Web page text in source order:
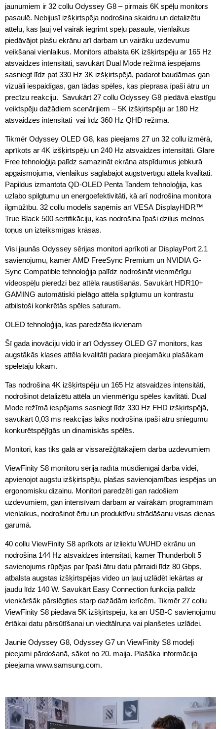
jaunumiem ir 32 collu Odyssey G8 – pirmais 6K spēļu monitors
pasaulē. Nebijusī izšķirtspēja nodrošina skaidru un detalizētu
attēlu, kas ļauj vēl vairāk iegrimt spēļu pasaulē, vienlaikus
piedāvājot plašu ekrānu arī darbam un vairāku uzdevumu
veikšanai vienlaikus. Monitors atbalsta 6K izšķirtspēju ar 165 Hz
atsvaidzes intensitāti, savukārt Dual Mode režīmā iespējams
sasniegt līdz pat 330 Hz 3K izšķirtspējā, padarot baudāmas gan
vizuāli iespaidīgas, gan tādas spēles, kas pieprasa īpaši ātru un
precīzu reakciju. Savukārt 27 collu Odyssey G8 piedāvā elastīgu
veiktspēju dažādiem scenārijiem – 5K izšķirtspēju ar 180 Hz
atsvaidzes intensitāti vai līdz 360 Hz QHD režīmā.
Tikmēr Odyssey OLED G8, kas pieejams 27 un 32 collu izmērā,
aprīkots ar 4K izšķirtspēju un 240 Hz atsvaidzes intensitāti. Glare
Free tehnoloģija palīdz samazināt ekrāna atspīdumus jebkurā
apgaismojumā, vienlaikus saglabājot augstvērtīgu attēla kvalitāti.
Papildus izmantota QD-OLED Penta Tandem tehnoloģija, kas
uzlabo spilgtumu un energoefektivitāti, kā arī nodrošina monitora
ilgmūžību. 32 collu modelis saņēmis arī VESA DisplayHDR™
True Black 500 sertifikāciju, kas nodrošina īpaši dziļus melnos
toņus un izteiksmīgas krāsas.
Visi jaunās Odyssey sērijas monitori aprīkoti ar DisplayPort 2.1
savienojumu, kamēr AMD FreeSync Premium un NVIDIA G-
Sync Compatible tehnoloģija palīdz nodrošināt vienmērīgu
videospēļu pieredzi bez attēla raustīšanās. Savukārt HDR10+
GAMING automātiski pielāgo attēla spilgtumu un kontrastu
atbilstoši konkrētās spēles saturam.
OLED tehnoloģija, kas paredzēta ikvienam
Šī gada inovāciju vidū ir arī Odyssey OLED G7 monitors, kas
augstākās klases attēla kvalitāti padara pieejamāku plašākam
spēlētāju lokam.
Tas nodrošina 4K izšķirtspēju un 165 Hz atsvaidzes intensitāti,
nodrošinot detalizētu attēla un vienmērīgu spēles kavlitāti. Dual
Mode režīmā iespējams sasniegt līdz 330 Hz FHD izšķirtspējā,
savukārt 0,03 ms reakcijas laiks nodrošina īpaši ātru sniegumu
konkurētspējīgās un dinamiskās spēlēs.
Monitori, kas tiks galā ar vissarežģītākajiem darba uzdevumiem
ViewFinity S8 monitoru sērija radīta mūsdienīgai darba videi,
apvienojot augstu izšķirtspēju, plašas savienojamības iespējas un
ergonomisku dizainu. Monitori paredzēti gan radošiem
uzdevumiem, gan intensīvam darbam ar vairākām programmām
vienlaikus, nodrošinot ērtu un produktīvu strādāšanu visas dienas
garumā.
40 collu ViewFinity S8 aprīkots ar izliektu WUHD ekrānu un
nodrošina 144 Hz atsvaidzes intensitāti, kamēr Thunderbolt 5
savienojums rūpējas par īpaši ātru datu pārraidi līdz 80 Gbps,
atbalsta augstas izšķirtspējas video un ļauj uzlādēt iekārtas ar
jaudu līdz 140 W. Savukārt Easy Connection funkcija palīdz
vienkāršāk pārslēgties starp dažādām ierīcēm. Tikmēr 27 collu
ViewFinity S8 piedāvā 5K izšķirtspēju, kā arī USB-C savienojumu
ērtākai datu pārsūtīšanai un viedtālruņa vai planšetes uzlādei.
Jaunie Odyssey G8, Odyssey G7 un ViewFinity S8 modeļi
pieejami pārdošanā, sākot no 20. maija. Plašāka informācija
pieejama www.samsung.com.